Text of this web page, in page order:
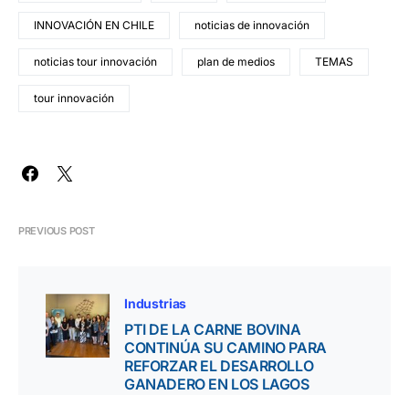
INNOVACIÓN EN CHILE noticias de innovación
noticias tour innovación plan de medios TEMAS
tour innovación
PREVIOUS POST
Industrias
PTI DE LA CARNE BOVINA
CONTINÚA SU CAMINO PARA
REFORZAR EL DESARROLLO
GANADERO EN LOS LAGOS